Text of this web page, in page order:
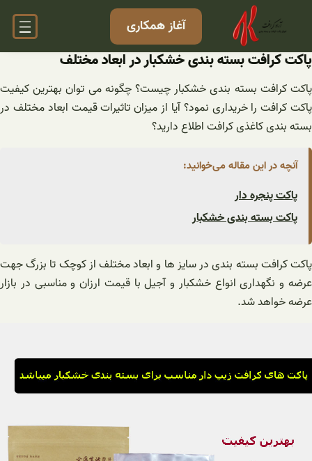
آغاز همکاری
پاکت کرافت بسته بندی خشکبار در ابعاد مختلف
پاکت کرافت بسته بندی خشکبار چیست؟ چگونه می توان بهترین کیفیت
پاکت کرافت را خریداری نمود؟ آیا از میزان تاثیرات قیمت ابعاد مختلف در
بسته بندی کاغذی کرافت اطلاع دارید؟
آنچه در این مقاله می‌خوانید:
پاکت پنجره دار
پاکت بسته بندی خشکبار
پاکت کرافت بسته بندی در سایز ها و ابعاد مختلف از کوچک تا بزرگ جهت
عرضه و نگهداری انواع خشکبار و آجیل با قیمت ارزان و مناسبی در بازار
عرضه خواهد شد.